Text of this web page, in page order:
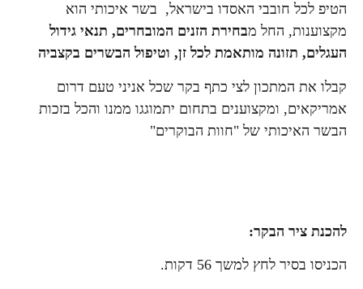
הטיפ לכל חובבי האסדו בישראל, בשר איכותי הוא
מקצוענות, החל מבחירת הזנים המובחרים, תנאי גידול
העגלים, תזונה מותאמת לכל זן, וטיפול הבשרים בקצביה
קבלו את המתכון לצי כתף בקר שכל אניני טעם דרום
אמריקאים, ומקצוענים בתחום יתמוגגו ממנו והכל בזכות
הבשר האיכותי של "חוות הבוקרים"
להכנת ציר הבקר:
הכניסו בסיר לחץ למשך 56 דקות.